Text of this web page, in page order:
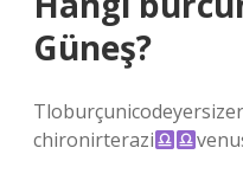
Güneş?
chironirterazi